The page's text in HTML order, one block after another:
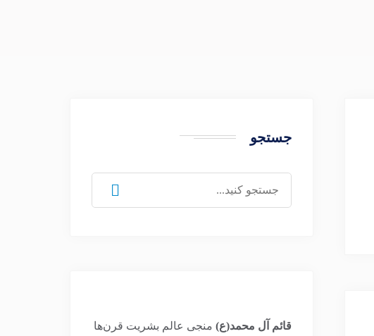
جستجو
برای:
قائم آل محمد(ع) منجی عالم بشریت قرن‌ها